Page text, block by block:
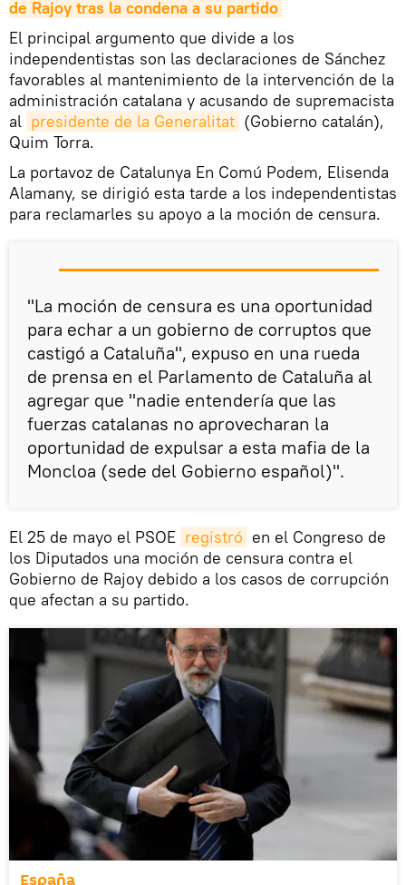
de Rajoy tras la condena a su partido
El principal argumento que divide a los
independentistas son las declaraciones de Sánchez
favorables al mantenimiento de la intervención de la
administración catalana y acusando de supremacista
al presidente de la Generalitat (Gobierno catalán),
Quim Torra.
La portavoz de Catalunya En Comú Podem, Elisenda
Alamany, se dirigió esta tarde a los independentistas
para reclamarles su apoyo a la moción de censura.
"La moción de censura es una oportunidad
para echar a un gobierno de corruptos que
castigó a Cataluña", expuso en una rueda
de prensa en el Parlamento de Cataluña al
agregar que "nadie entendería que las
fuerzas catalanas no aprovecharan la
oportunidad de expulsar a esta mafia de la
Moncloa (sede del Gobierno español)".
El 25 de mayo el PSOE registró en el Congreso de
los Diputados una moción de censura contra el
Gobierno de Rajoy debido a los casos de corrupción
que afectan a su partido.
España